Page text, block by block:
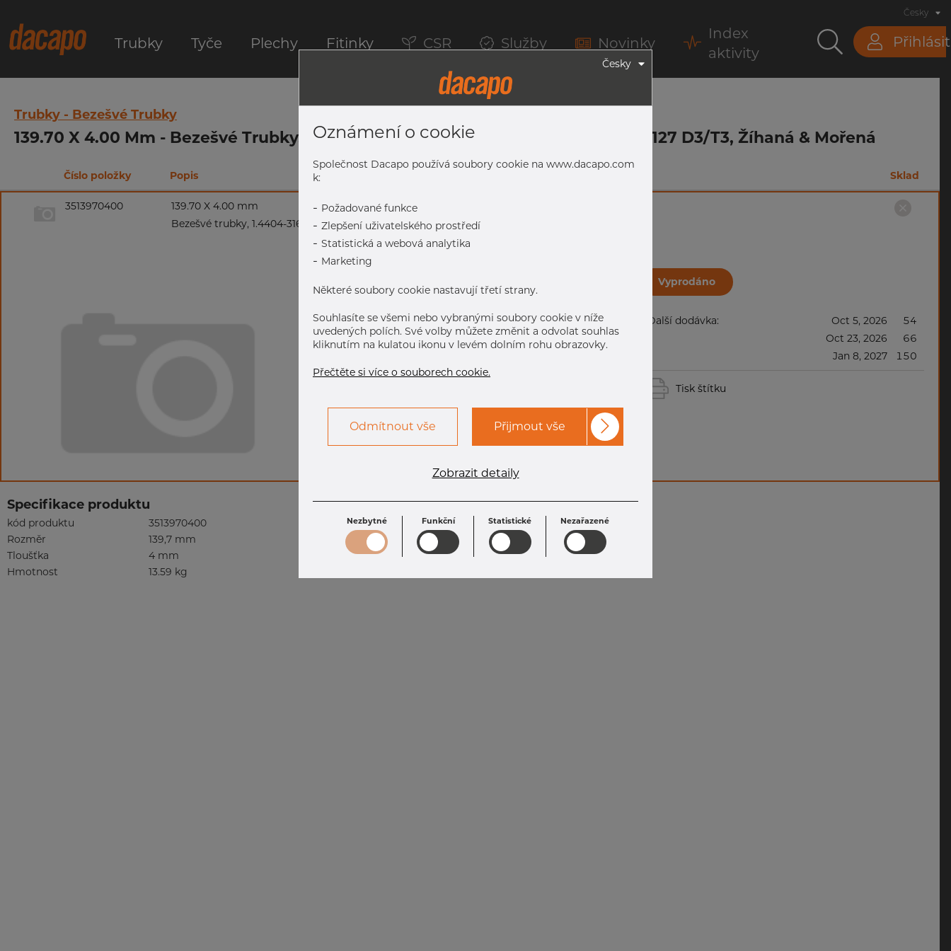
Trubky Tyče Plechy Fitinky CSR Služby Novinky
Index
aktivity
Přihlásit
Česky
Trubky - Bezešvé Trubky
139.70 X 4.00 Mm - Bezešvé Trubky, 1.4404-316/316L, 10216-5 TC2,A-312, EN-ISO1127 D3/T3, Žíhaná & Mořená
Číslo položky Popis Sklad
3513970400
139.70 X 4.00 mm
Bezešvé trubky, 1.4404-316/316L, 10216-5 TC2,A-312, EN-ISO1127 D3/T3, Žíhaná & mořená
Vyprodáno
Další dodávka: Oct 5, 2026
54
Oct 23, 2026
66
Jan 8, 2027
150
Tisk štítku
Specifikace produktu
kód produktu
3513970400
Rozměr
139,7 mm
Tloušťka
4 mm
Hmotnost
13.59 kg
Česky
Oznámení o cookie
Společnost Dacapo používá soubory cookie na www.dacapo.com
k:
- Požadované funkce
- Zlepšení uživatelského prostředí
- Statistická a webová analytika
- Marketing
Některé soubory cookie nastavují třetí strany.
Souhlasíte se všemi nebo vybranými soubory cookie v níže
uvedených polích. Své volby můžete změnit a odvolat souhlas
kliknutím na kulatou ikonu v levém dolním rohu obrazovky.
Přečtěte si více o souborech cookie.
Odmítnout vše Přijmout vše
Zobrazit detaily
Nezbytné Funkční Statistické Nezařazené